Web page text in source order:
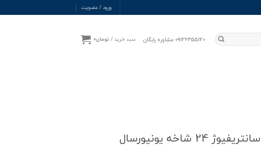
ورود / عضویت
09126355120 مشاوره رایگان سبد خرید / تومان0
سانتریفیوژ 24 شاخه یونیورسال